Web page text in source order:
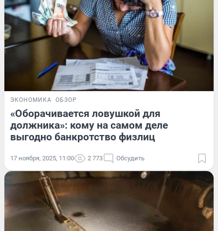
ЭКОНОМИКА ОБЗОР
«Оборачивается ловушкой для
должника»: кому на самом деле
выгодно банкротство физлиц
17 ноября, 2025, 11:00 2 773 Обсудить